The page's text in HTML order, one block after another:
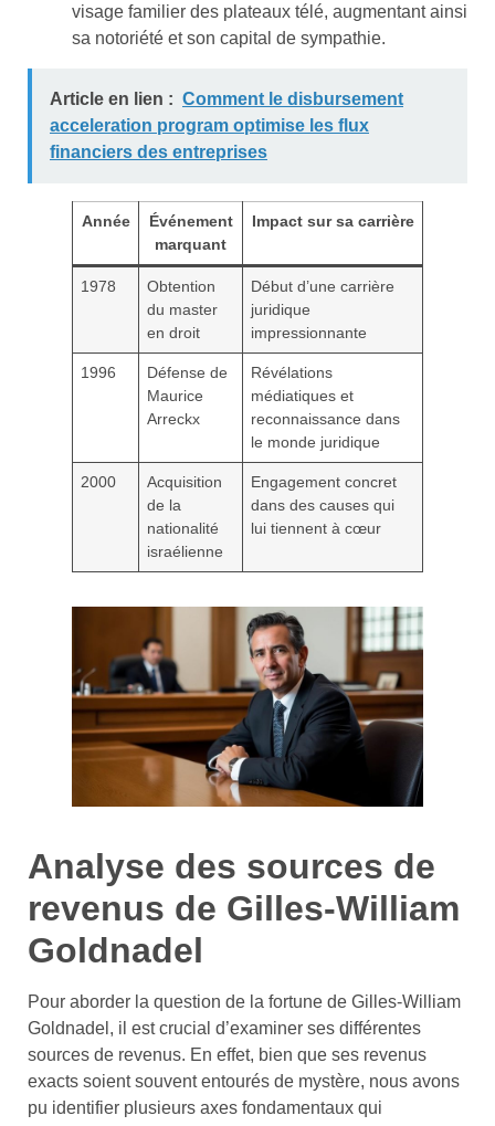
visage familier des plateaux télé, augmentant ainsi
sa notoriété et son capital de sympathie.
Article en lien : Comment le disbursement
acceleration program optimise les flux
financiers des entreprises
Année
Événement
marquant
Impact sur sa carrière
1978
Obtention
du master
en droit
Début d’une carrière
juridique
impressionnante
1996
Défense de
Maurice
Arreckx
Révélations
médiatiques et
reconnaissance dans
le monde juridique
2000
Acquisition
de la
nationalité
israélienne
Engagement concret
dans des causes qui
lui tiennent à cœur
Analyse des sources de
revenus de Gilles-William
Goldnadel
Pour aborder la question de la fortune de Gilles-William
Goldnadel, il est crucial d’examiner ses différentes
sources de revenus. En effet, bien que ses revenus
exacts soient souvent entourés de mystère, nous avons
pu identifier plusieurs axes fondamentaux qui